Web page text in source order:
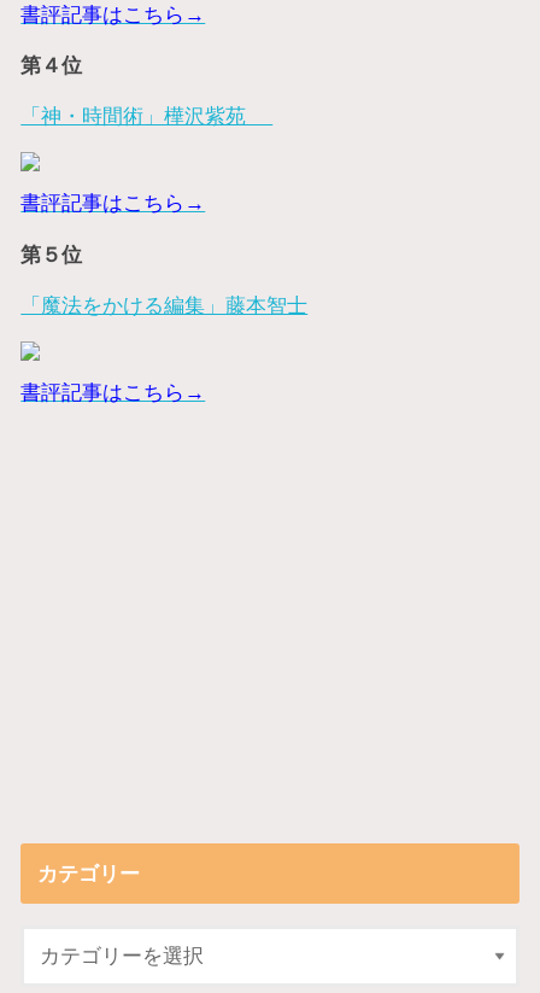
書評記事はこちら→
第４位
「神・時間術」樺沢紫苑
書評記事はこちら→
第５位
「魔法をかける編集」藤本智士
書評記事はこちら→
カテゴリー